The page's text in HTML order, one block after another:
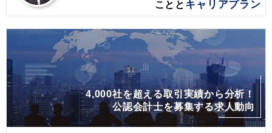
ことと キャリアプラン
4,000社を超える取引実績から分析！
公認会計士を募集する求人動向